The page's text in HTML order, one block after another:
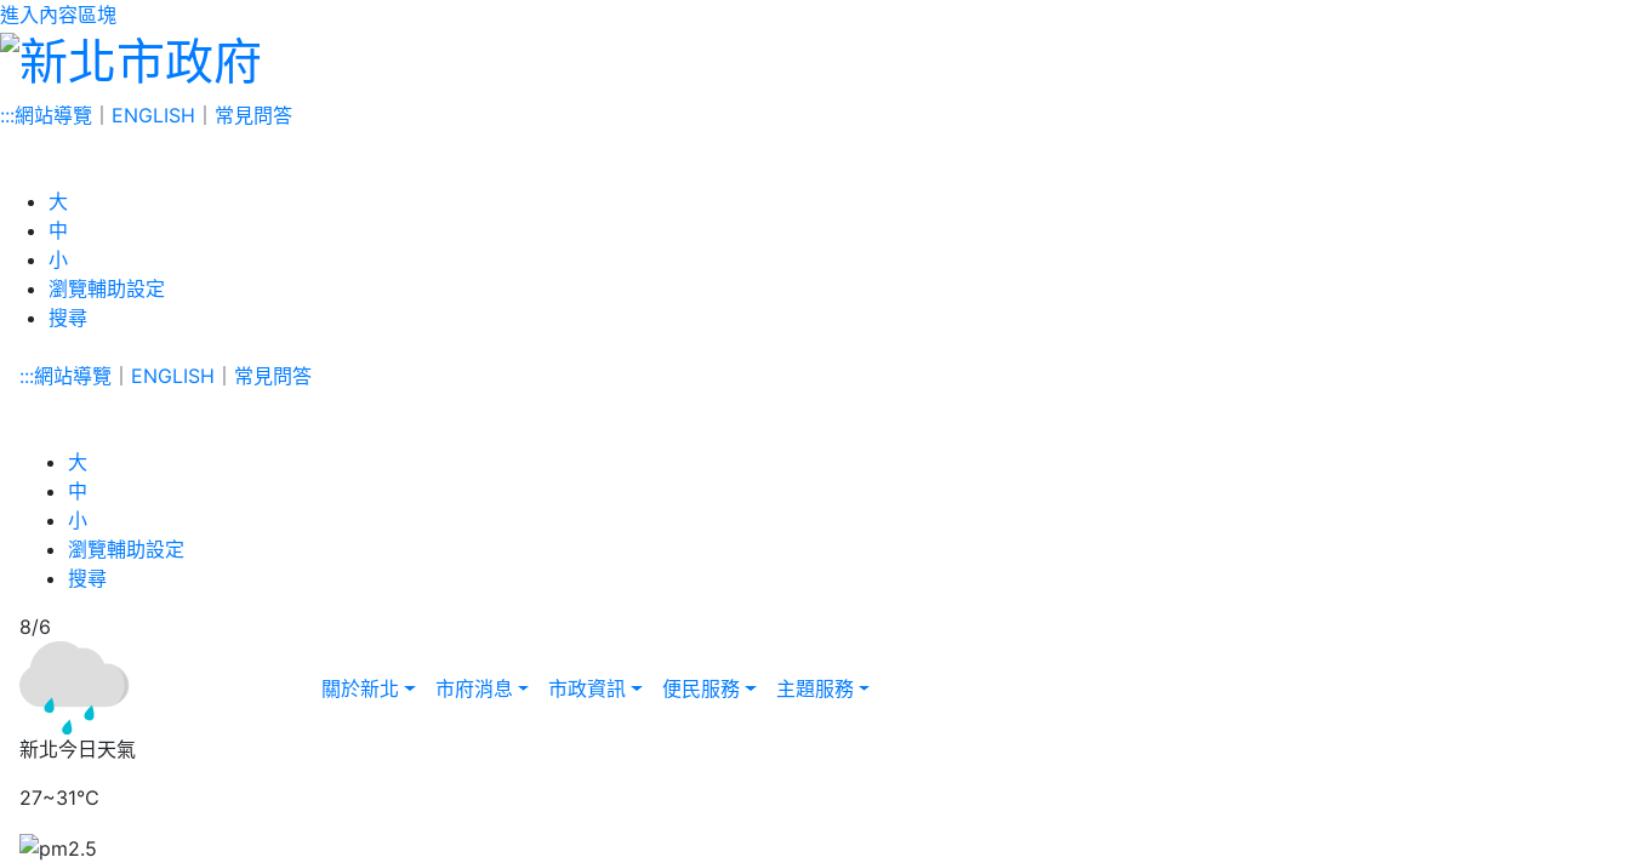
進入內容區塊
:::網站導覽 ENGLISH 常見問答
大
中
小
瀏覽輔助設定
搜尋
:::網站導覽 ENGLISH 常見問答
大
中
小
瀏覽輔助設定
搜尋
8/6
新北今日天氣
27~31℃
關於新北 市府消息 市政資訊 便民服務 主題服務